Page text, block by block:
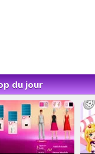
du jour